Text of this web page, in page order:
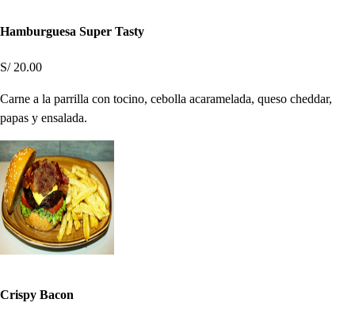
Hamburguesa Super Tasty
S/ 20.00
Carne a la parrilla con tocino, cebolla acaramelada, queso cheddar,
papas y ensalada.
Crispy Bacon